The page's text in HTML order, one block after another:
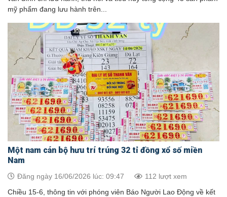
mỹ phẩm đang lưu hành trên...
Một nam cán bộ hưu trí trúng 32 tỉ đồng xổ số miền
Nam
Đăng ngày 16/06/2026 lúc: 09:47 112 lượt xem
Chiều 15-6, thông tin với phóng viên Báo Người Lao Động về kết